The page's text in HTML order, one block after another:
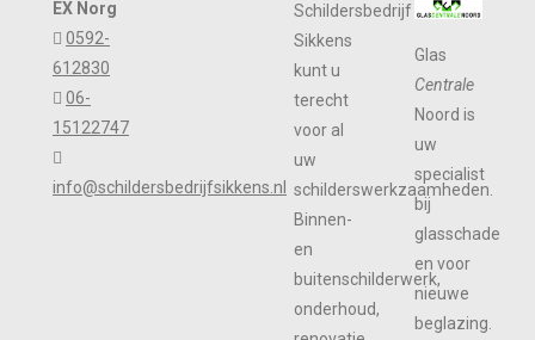
EX Norg
0592-
612830
06-
15122747
info@schildersbedrijfsikkens.nl
Schildersbedrijf
Sikkens
kunt u
terecht
voor al
uw
schilderswerkzaamheden.
Binnen-
en
buitenschilderwerk,
onderhoud,
Glas
Centrale
Noord is
uw
specialist
bij
glasschade
en voor
nieuwe
beglazing.